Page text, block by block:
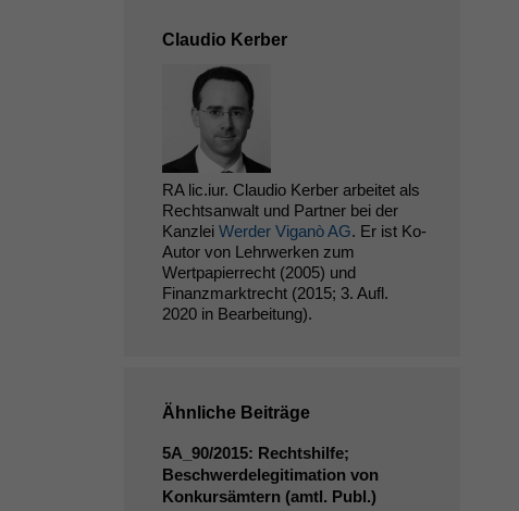
Claudio Kerber
RA lic.iur. Claudio Kerber arbeitet als
Rechtsanwalt und Partner bei der
Kanzlei Werder Viganò AG. Er ist Ko-
Autor von Lehrwerken zum
Wertpapierrecht (2005) und
Finanzmarktrecht (2015; 3. Aufl.
2020 in Bearbeitung).
Ähnliche Beiträge
5A_90/2015: Rechtshilfe;
Beschwerdelegitimation von
Konkursämtern (amtl. Publ.)